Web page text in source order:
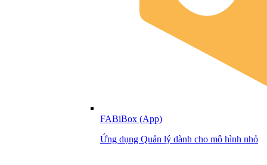
FABiBox (App)
Ứng dụng Quản lý dành cho mô hình nhỏ